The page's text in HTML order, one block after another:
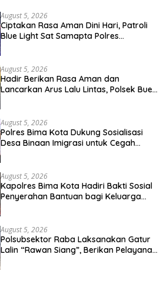
August 5, 2026
Ciptakan Rasa Aman Dini Hari, Patroli
Blue Light Sat Samapta Polres
August 5, 2026
Hadir Berikan Rasa Aman dan
Lancarkan Arus Lalu Lintas, Polsek Buer
August 5, 2026
Polres Bima Kota Dukung Sosialisasi
Desa Binaan Imigrasi untuk Cegah
August 5, 2026
Kapolres Bima Kota Hadiri Bakti Sosial
Penyerahan Bantuan bagi Keluarga
August 5, 2026
Polsubsektor Raba Laksanakan Gatur
Lalin “Rawan Siang”, Berikan Pelayanan